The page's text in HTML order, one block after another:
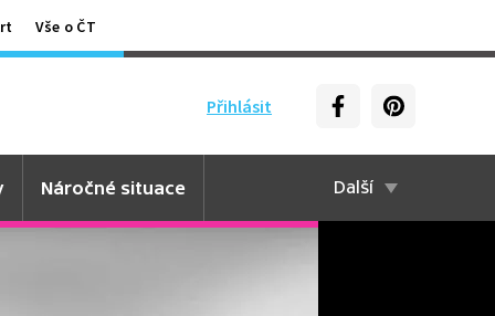
Vše o ČT
Přihlásit
Náročné situace Další